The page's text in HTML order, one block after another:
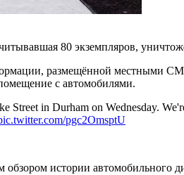
80 экземпляров,
размещённой местными
с автомобилями.
in Durham on Wednesday.
pgc2OmsptU
истории автомобильного